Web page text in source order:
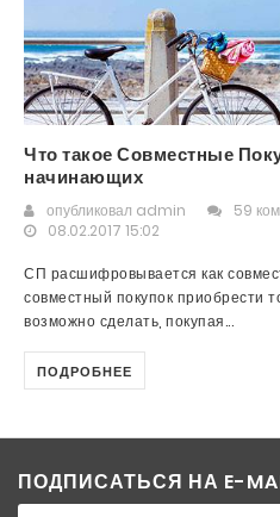
Что такое Совместные
начинающих
опубликовал admin
59
08.02.2017 15:02
СП расшифровывается как
совместный покупок приобрести
возможно сделать, покупая...
ПОДРОБНЕЕ
ПОДПИСАТЬСЯ НА E-